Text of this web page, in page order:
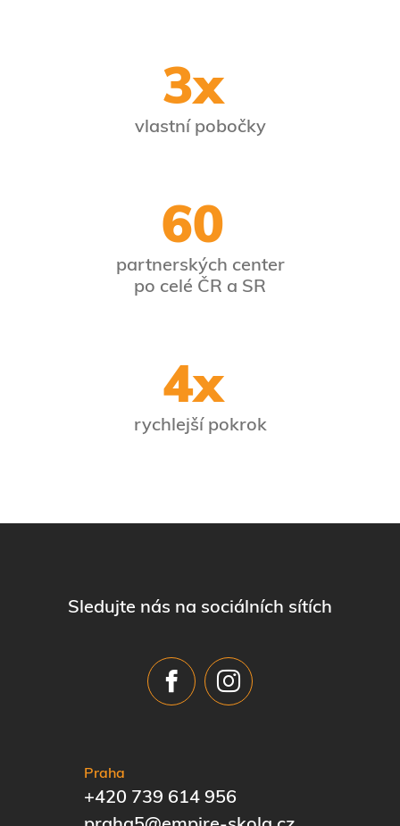
3x
vlastní pobočky
60
partnerských center
po celé ČR a SR
4x
rychlejší pokrok
Sledujte nás na sociálních sítích
Praha
+420 739 614 956